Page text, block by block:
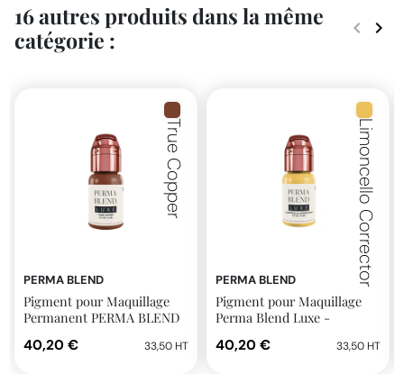
16 autres produits dans la même
catégorie :
keyboard_arrow_left keyboard_arrow_right
True Copper
PERMA BLEND
Pigment pour Maquillage
Permanent PERMA BLEND
Copper
40,20 € 33,50 HT
Limoncello Corrector
PERMA BLEND
Pigment pour Maquillage
Perma Blend Luxe -
40,20 € 33,50 HT